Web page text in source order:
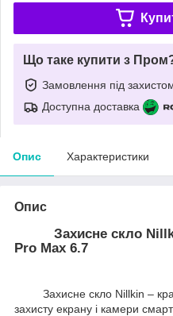
Що таке купити з
Замовлення під
Доступна доставка
Опис Характеристики
Опис
Захисне скло
Pro Max 6.7
Захисне скло Nillkin –
захисту екрану і камери